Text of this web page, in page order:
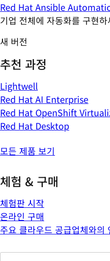
Red Hat Ansible
기업 전체에 자동화를 구현하
새 버전
추천 과정
Lightwell
Red Hat AI Enterprise
Red Hat OpenShift
Red Hat Desktop
모든 제품 보기
체험 & 구매
체험판 시작
온라인 구매
주요 클라우드 공급업체와의